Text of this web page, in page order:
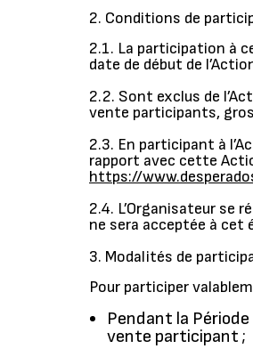
2. Conditions de
2.1. La participation à
date de début de
2.2. Sont exclus de
vente participants,
2.3. En participant à
rapport avec cette
https://
2.4. L’Organisateur se
ne sera acceptée à cet
3. Modalités de
Pour participer
Pendant la
vente participant ;